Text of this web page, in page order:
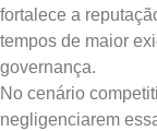
fortalece a
tempos de maior
governança.
No cenário
negligenciarem